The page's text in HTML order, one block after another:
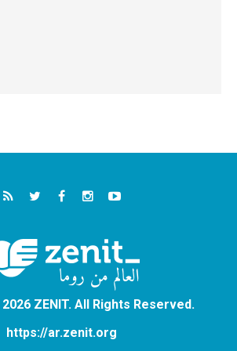
ZENIT. All Rights Reserved.
https://ar.zenit.org